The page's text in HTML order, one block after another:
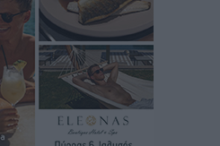
ημερομηνίες των
περιόδου
στην Κάρπαθο για άγρα